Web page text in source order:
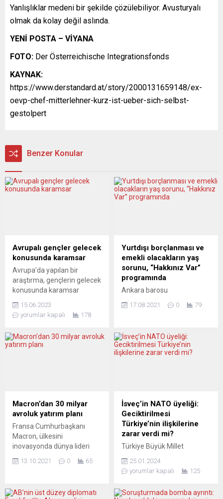
Yanlışlıklar medeni bir şekilde çözülebiliyor. Avusturyalı
olmak da kolay değil aslında.
YENİ POSTA – VİYANA
FOTO: Der Österreichische Integrationsfonds
KAYNAK:
https://www.derstandard.at/story/2000131659148/ex-
oevp-chef-mitterlehner-kurz-ist-ueber-sich-selbst-
gestolpert
Benzer Konular
Avrupalı gençler gelecek
konusunda karamsar
Avrupa’da yapılan bir
araştırma, gençlerin gelecek
konusunda karamsar
ebeveynlerinden daha iyi
koşullara sahip
inanmadıklarını ortaya
koydu.TUI Vakfı tarafından
umutlarının azaldığını gözler
önüne seriyor.Araştırma,
Mart 2023’te, Almanya,
İngiltere, Fransa, İspanya,
İtalya, Yunanistan ve
Polonya’da, 16...
15.06.2023
yorumlar kapalı
178
Yurtdışı borçlanması ve
emekli olacakların yaş
sorunu, “Hakkınız Var”
programında
Ankara barosu
Erdoğan, bu hafta, yurtdışı
problemlerine nasıl
çözümler bulunabileceğine
adlı programda hukukçu
Bilal Gümüş’ün sorularını
yanıtlayan BAB Hukuk ve
Danışmanlık’tan Bilal
programda şu sorulara ışık
tutuyor: – “Otomatik Bilgi...
17.08.2021 0 79
Macron’dan 30 milyar
avroluk yatırım planı
Fransa Cumhurbaşkanı
Macron, ülkesini
inovasyonda dünya lideri
yeniden yapılandırılmasını
Cumhurbaşkanı Emmanuel
13.10.2021 0 65
İsveç’in NATO üyeliği:
Geciktirilmesi
Türkiye’nin ilişkilerine
zarar verdi mi?
Türkiye Büyük Millet
oylama sonucunda, İsveç’in
NATO’ya katılmasına onay
boyunca Finlandiya’nın
25.01.2024
yorumlar kapalı
125